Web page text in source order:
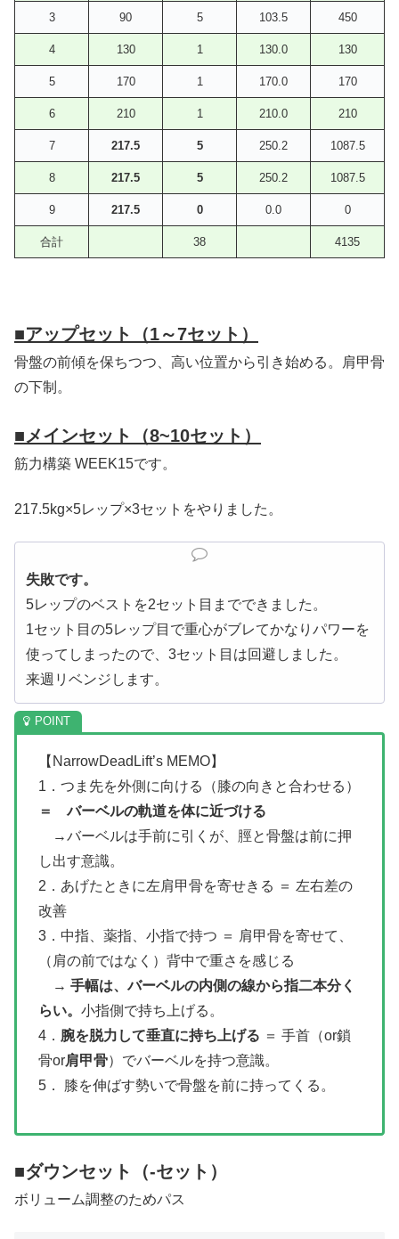
3 90 5 103.5 450
4 130 1 130.0 130
5 170 1 170.0 170
6 210 1 210.0 210
7 217.5 5 250.2 1087.5
8 217.5 5 250.2 1087.5
9 217.5 0 0.0 0
合計 38 4135
■アップセット（1～7セット）
骨盤の前傾を保ちつつ、高い位置から引き始める。肩甲骨
の下制。
■メインセット（8~10セット）
筋力構築 WEEK15です。
217.5kg×5レップ×3セットをやりました。
失敗です。
5レップのベストを2セット目までできました。
1セット目の5レップ目で重心がブレてかなりパワーを
使ってしまったので、3セット目は回避しました。
来週リベンジします。
【NarrowDeadLift’s MEMO】
1．つま先を外側に向ける（膝の向きと合わせる）
＝ バーベルの軌道を体に近づける
→バーベルは手前に引くが、脛と骨盤は前に押
し出す意識。
2．あげたときに左肩甲骨を寄せきる ＝ 左右差の
改善
3．中指、薬指、小指で持つ ＝ 肩甲骨を寄せて、
（肩の前ではなく）背中で重さを感じる
→ 手幅は、バーベルの内側の線から指二本分く
らい。 小指側で持ち上げる。
4． 腕を脱力して垂直に持ち上げる ＝ 手首（or鎖
骨or肩甲骨）でバーベルを持つ意識。
5． 膝を伸ばす勢いで骨盤を前に持ってくる。
■ダウンセット（-セット）
ボリューム調整のためパス